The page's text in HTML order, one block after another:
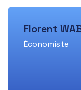
Florent
Économiste